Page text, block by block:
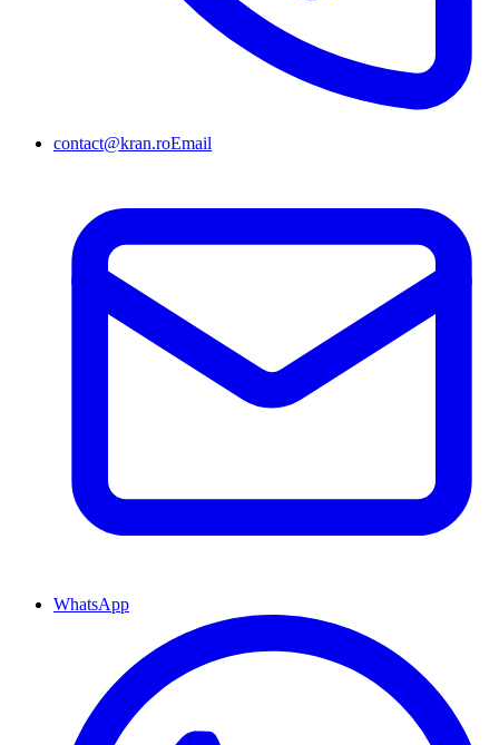
contact@kran.roEmail
WhatsApp